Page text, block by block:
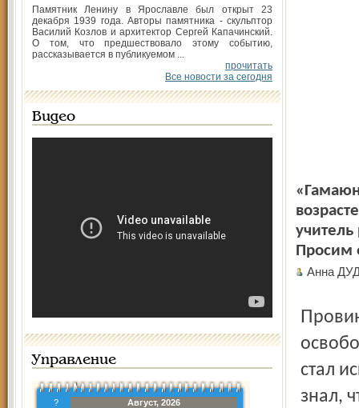
Памятник Ленину в Ярославле был открыт 23
декабря 1939 года. Авторы памятника - скульптор
Василий Козлов и архитектор Сергей Капачинский.
О том, что предшествовало этому событию,
рассказывается в публикуемом ...
прочитать
Все новости за сегодня
Видео
Управление
?
Август, 2026
Просим
Анна
Провинциальный чиновник Чайников решил заполучить
стал
знал,